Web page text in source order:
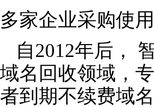
多家企业采购使用
自2012年后，
域名回收领域，
者到期不续费域